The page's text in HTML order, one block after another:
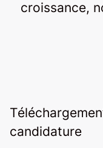
croissance,
candidature